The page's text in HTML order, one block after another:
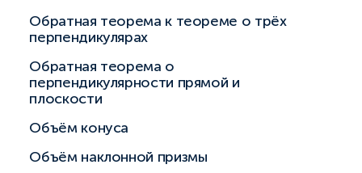
Обратная теорема к теореме о трёх
перпендикулярах
Обратная теорема о
перпендикулярности прямой и
плоскости
Объём конуса
Объём наклонной призмы